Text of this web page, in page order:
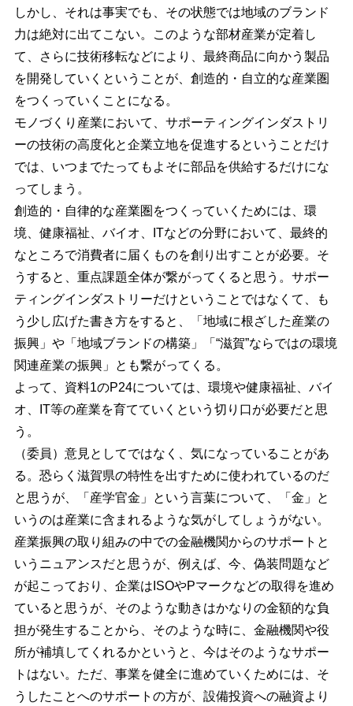
しかし、それは事実でも、その状態では地域のブランド
力は絶対に出てこない。このような部材産業が定着し
て、さらに技術移転などにより、最終商品に向かう製品
を開発していくということが、創造的・自立的な産業圏
をつくっていくことになる。
モノづくり産業において、サポーティングインダストリ
ーの技術の高度化と企業立地を促進するということだけ
では、いつまでたってもよそに部品を供給するだけにな
ってしまう。
創造的・自律的な産業圏をつくっていくためには、環
境、健康福祉、バイオ、ITなどの分野において、最終的
なところで消費者に届くものを創り出すことが必要。そ
うすると、重点課題全体が繋がってくると思う。サポー
ティングインダストリーだけということではなくて、も
う少し広げた書き方をすると、「地域に根ざした産業の
振興」や「地域ブランドの構築」「“滋賀”ならではの環境
関連産業の振興」とも繋がってくる。
よって、資料1のP24については、環境や健康福祉、バイ
オ、IT等の産業を育てていくという切り口が必要だと思
う。
（委員）意見としてではなく、気になっていることがあ
る。恐らく滋賀県の特性を出すために使われているのだ
と思うが、「産学官金」という言葉について、「金」と
いうのは産業に含まれるような気がしてしょうがない。
産業振興の取り組みの中での金融機関からのサポートと
いうニュアンスだと思うが、例えば、今、偽装問題など
が起こっており、企業はISOやPマークなどの取得を進め
ていると思うが、そのような動きはかなりの金額的な負
担が発生することから、そのような時に、金融機関や役
所が補填してくれるかというと、今はそのようなサポー
トはない。ただ、事業を健全に進めていくためには、そ
うしたことへのサポートの方が、設備投資への融資より